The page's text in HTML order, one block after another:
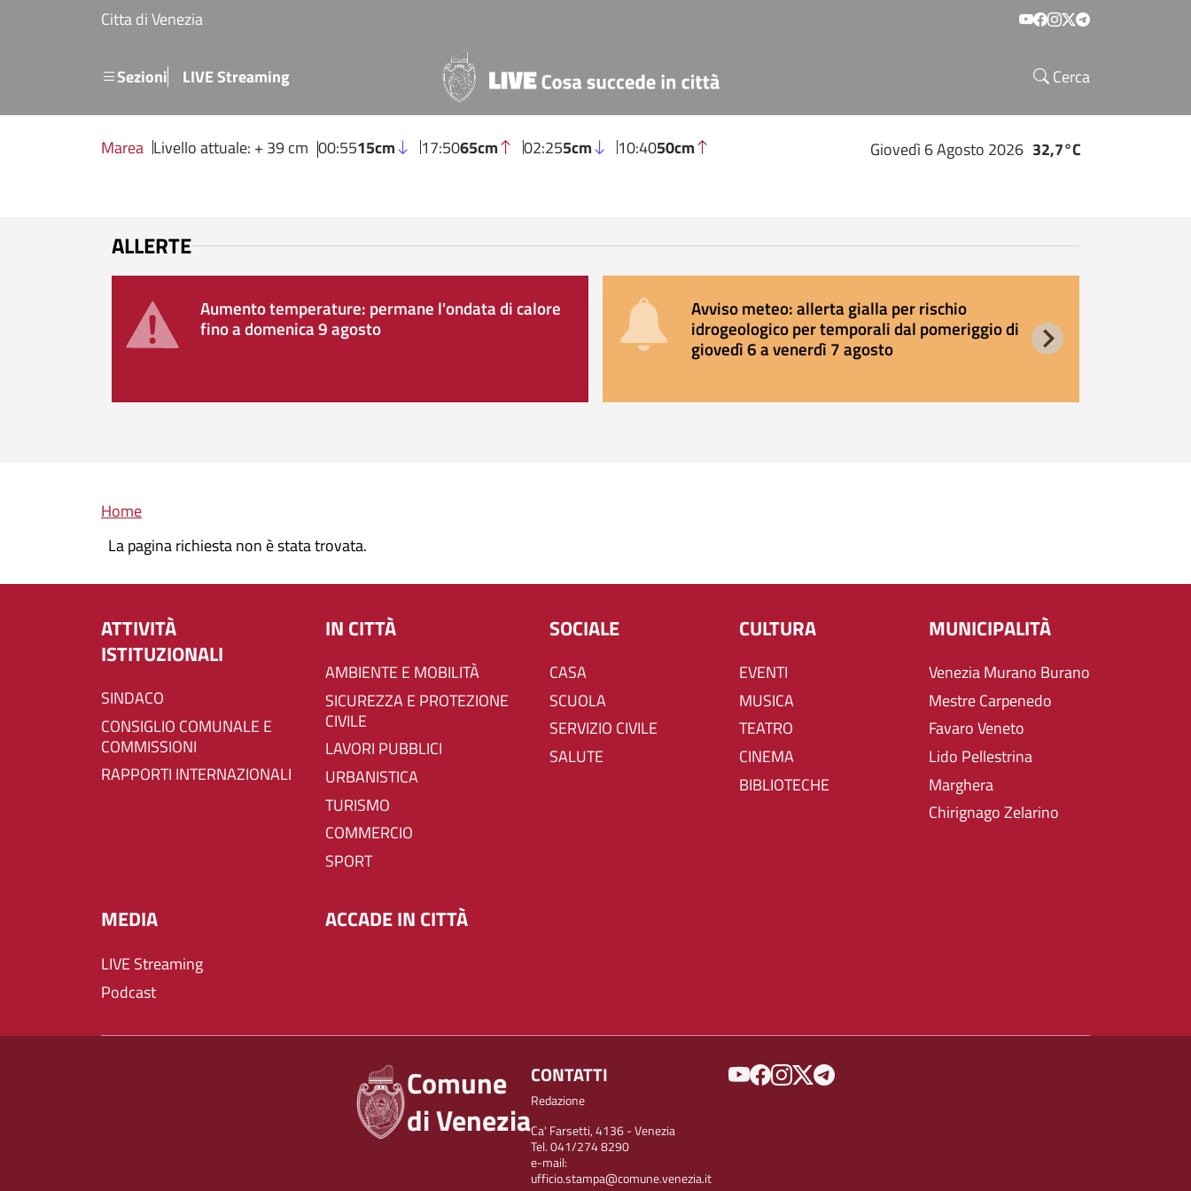
Salta al contenuto principale
Citta di Venezia Social menu
SezioniMenu secondario
LIVE Streaming Cerca
Marea Livello attuale: + 39 cm 00:5515cm 17:5065cm 02:255cm 10:4050cm Giovedì 6 Agosto 2026 32,7°C
ALLERTE
Aumento temperature: permane l'ondata di calore
fino a domenica 9 agosto
Avviso meteo: allerta gialla per rischio
idrogeologico per temporali dal pomeriggio di
giovedì 6 a venerdì 7 agosto
Briciole di pane
Home
La pagina richiesta non è stata trovata.
ATTIVITÀ
ISTITUZIONALI
SINDACO
CONSIGLIO COMUNALE E
COMMISSIONI
RAPPORTI INTERNAZIONALI
IN CITTÀ
AMBIENTE E MOBILITÀ
SICUREZZA E PROTEZIONE
CIVILE
LAVORI PUBBLICI
URBANISTICA
TURISMO
COMMERCIO
SPORT
SOCIALE
CASA
SCUOLA
SERVIZIO CIVILE
SALUTE
CULTURA
EVENTI
MUSICA
TEATRO
CINEMA
BIBLIOTECHE
MUNICIPALITÀ
Venezia Murano Burano
Mestre Carpenedo
Favaro Veneto
Lido Pellestrina
Marghera
Chirignago Zelarino
MEDIA
LIVE Streaming
Podcast
ACCADE IN CITTÀ
Comune
di Venezia
CONTATTI
Redazione
Ca' Farsetti, 4136 - Venezia
Tel. 041/274 8290
e-mail:
ufficio.stampa@comune.venezia.it
SOCIAL MENU